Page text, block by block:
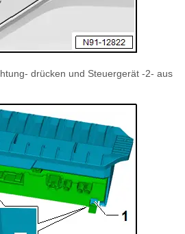
drücken und Steuergerät -2- aus